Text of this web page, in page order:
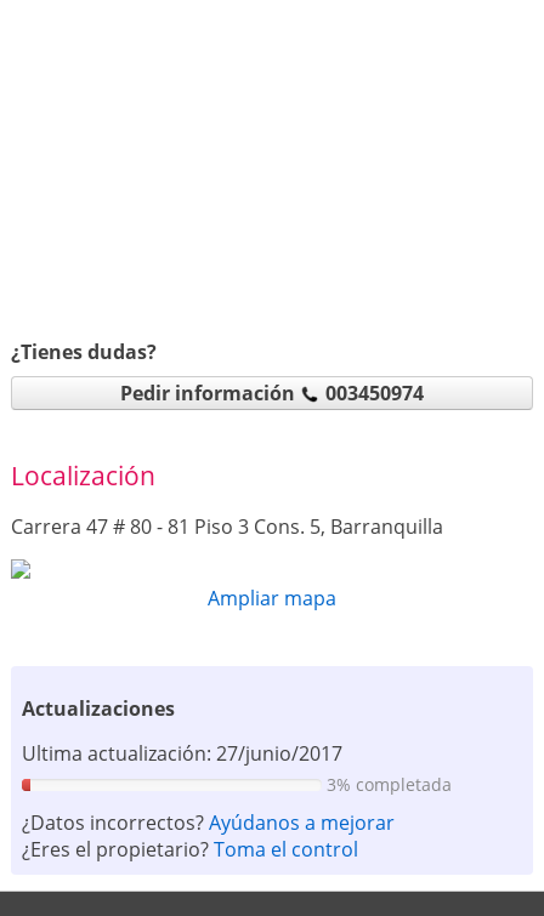
¿Tienes dudas?
Pedir información
003450974
Localización
Carrera 47 # 80 - 81 Piso 3 Cons. 5, Barranquilla
Ampliar mapa
Actualizaciones
Ultima actualización: 27/junio/2017
3% completada
¿Datos incorrectos?Ayúdanos a mejorar
¿Eres el propietario?Toma el control